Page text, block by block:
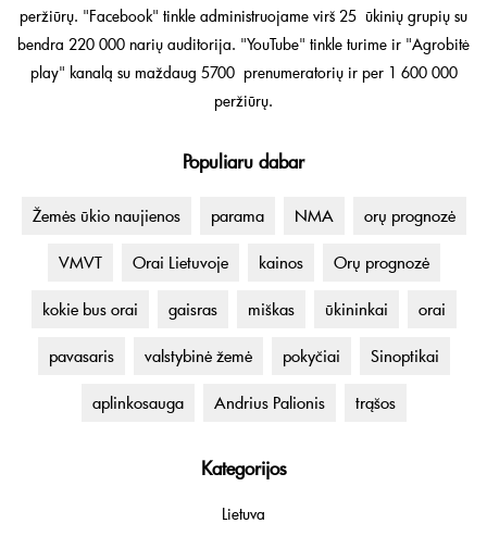
peržiūrų. "Facebook" tinkle administruojame virš 25 ūkinių grupių su
bendra 220 000 narių auditorija. "YouTube" tinkle turime ir "Agrobitė
play" kanalą su maždaug 5700 prenumeratorių ir per 1 600 000
peržiūrų.
Populiaru dabar
Žemės ūkio naujienos parama NMA orų prognozė
VMVT Orai Lietuvoje kainos Orų prognozė
kokie bus orai gaisras miškas ūkininkai orai
pavasaris valstybinė žemė pokyčiai Sinoptikai
aplinkosauga Andrius Palionis trąšos
Kategorijos
Lietuva